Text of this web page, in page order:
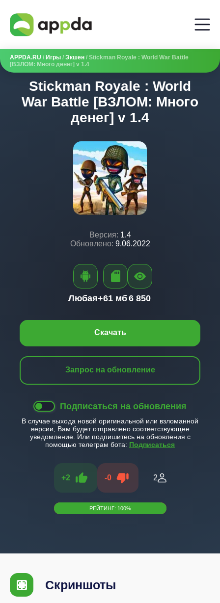
APPDA.RU / Игры / Экшен / Stickman Royale : World War Battle
[ВЗЛОМ: Много денег] v 1.4
Stickman Royale : World
War Battle [ВЗЛОМ: Много
денег] v 1.4
Версия: 1.4
Обновлено: 9.06.2022
Скачать
Запрос на обновление
Подписаться на обновления
В случае выхода новой оригинальной или взломанной
версии, Вам будет отправлено соответствующее
уведомление. Или подпишитесь на обновления с
помощью телеграм бота: Подписаться
+2 -0 2
РЕЙТИНГ: 100%
Любая+61 мб6 850
Скриншоты